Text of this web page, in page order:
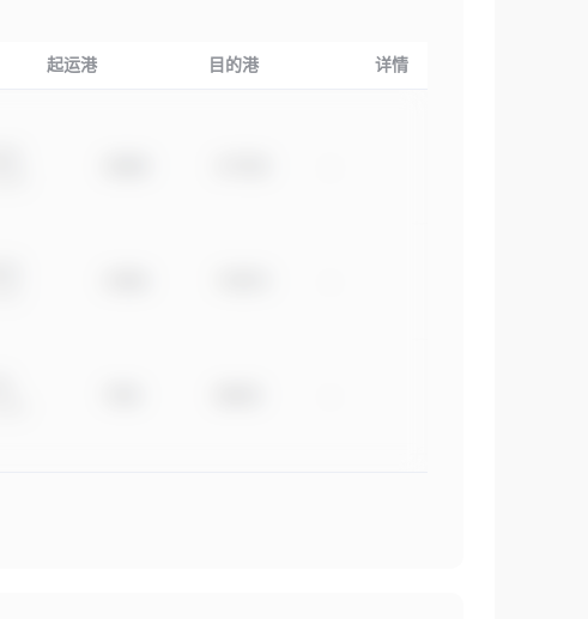
起运港 目的港 详情